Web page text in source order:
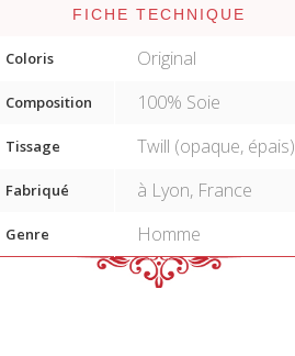
FICHE TECHNIQUE
Coloris Original
Composition 100% Soie
Tissage Twill (opaque, épais)
Fabriqué à Lyon, France
Genre Homme